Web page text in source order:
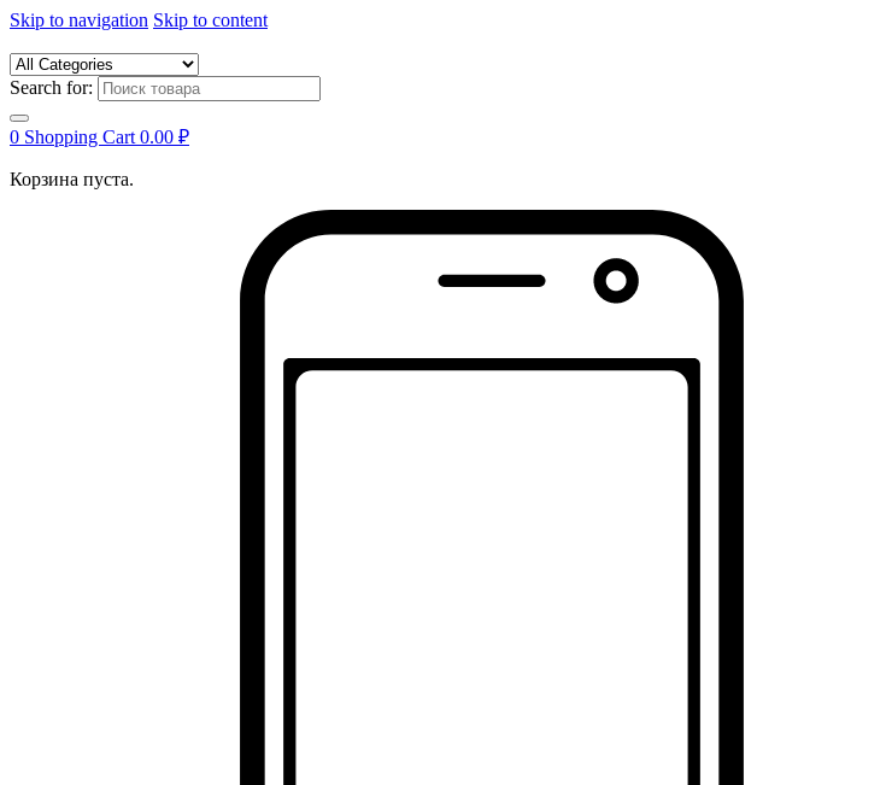
Skip to navigation Skip to content
Search for:
0 Shopping Cart 0.00 ₽
Корзина пуста.